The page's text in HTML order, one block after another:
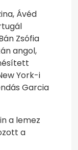
Ávéd
Zsófia
angol,
York-i
Garcia
a lemez
a